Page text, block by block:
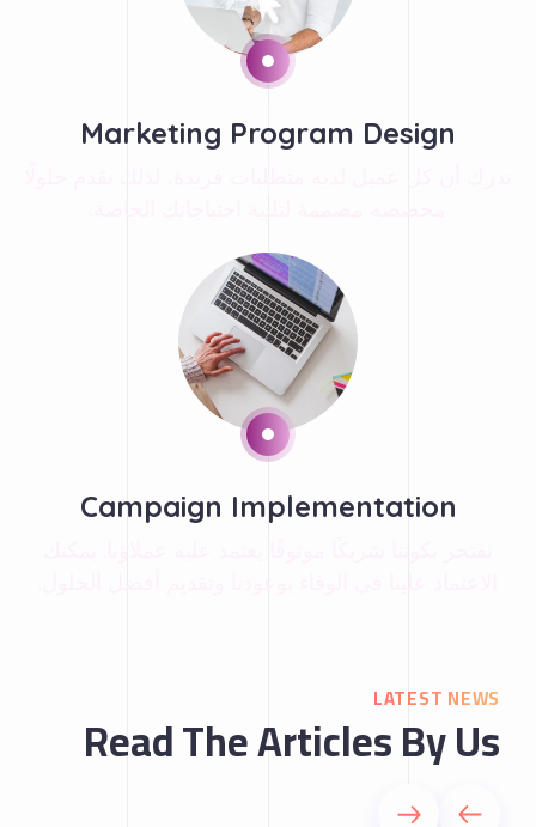
Marketing Program Design
ندرك أن كل عميل لديه متطلبات فريدة، لذلك نقدم حلولًا
Campaign Implementation
نفتخر بكوننا شريكًا موثوقًا يعتمد عليه عملاؤنا. يمكنك
Read The Articles By Us